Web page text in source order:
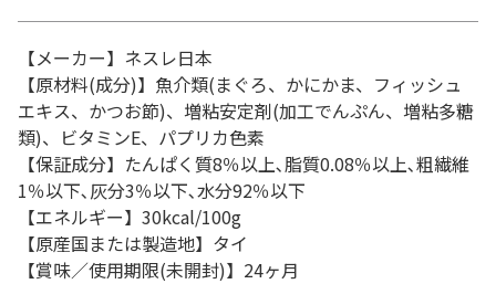
【メーカー】ネスレ日本
【原材料(成分)】魚介類(まぐろ、かにかま、フィッシュ
エキス、かつお節)、増粘安定剤(加工でんぷん、増粘多糖
類)、ビタミンE、パプリカ色素
【保証成分】たんぱく質8％以上､脂質0.08％以上､粗繊維
1％以下､灰分3％以下､水分92％以下
【エネルギー】30kcal/100g
【原産国または製造地】タイ
【賞味／使用期限(未開封)】24ヶ月